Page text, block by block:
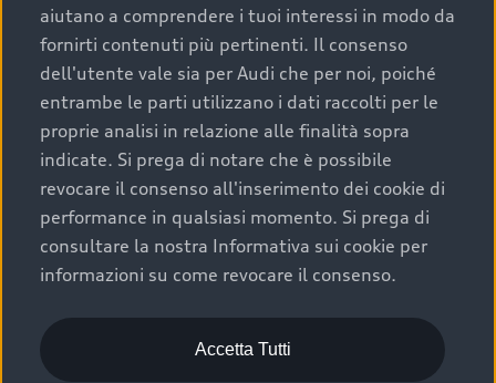
condizioni della carrozzeria e degli interni: una
buona conservazione evidenzia cura e attenzione del
precedente proprietario;
efficienza meccanica: motore, trasmissione e
componenti principali in ottimo stato garantiscono
prestazioni affidabili e sicure.
Acquistare un’auto usata in una Concessionaria ufficiale
Audi che offre l’usato garantito tramite Audi Prima
Scelta :plus, significa affidarsi ad un prodotto che viene
sottoposto a 110 controlli approfonditi e coperto da
garanzia fino a 4 anni per una maggiore tutela del tuo
acquisto.
aiutano a comprendere i tuoi interessi in modo da
fornirti contenuti più pertinenti. Il consenso
dell'utente vale sia per Audi che per noi, poiché
entrambe le parti utilizzano i dati raccolti per le
proprie analisi in relazione alle finalità sopra
indicate. Si prega di notare che è possibile
revocare il consenso all'inserimento dei cookie di
performance in qualsiasi momento. Si prega di
consultare la nostra Informativa sui cookie per
informazioni su come revocare il consenso.
Accetta Tutti